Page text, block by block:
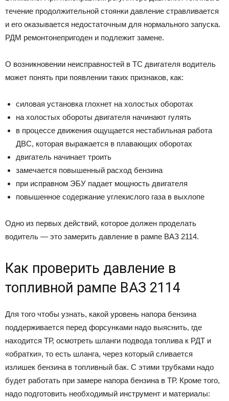
течение продолжительной стоянки давление стравливается
и его оказывается недостаточным для нормального запуска.
РДМ ремонтонепригоден и подлежит замене.
О возникновении неисправностей в ТС двигателя водитель
может понять при появлении таких признаков, как:
силовая установка глохнет на холостых оборотах
на холостых обороты двигателя начинают гулять
в процессе движения ощущается нестабильная работа
ДВС, которая выражается в плавающих оборотах
двигатель начинает троить
замечается повышенный расход бензина
при исправном ЭБУ падает мощность двигателя
повышенное содержание углекислого газа в выхлопе
Одно из первых действий, которое должен проделать
водитель — это замерить давление в рампе ВАЗ 2114.
Как проверить давление в
топливной рампе ВАЗ 2114
Для того чтобы узнать, какой уровень напора бензина
поддерживается перед форсунками надо выяснить, где
находится ТР, осмотреть шланги подвода топлива к РДТ и
«обратки», то есть шланга, через который сливается
излишек бензина в топливный бак. С этими трубками надо
будет работать при замере напора бензина в ТР. Кроме того,
надо подготовить необходимый инструмент и материалы: